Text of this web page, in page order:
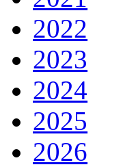
2022
2023
2024
2025
2026